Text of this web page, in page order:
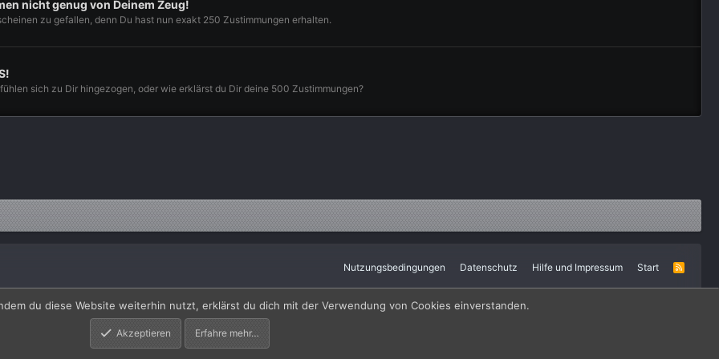
nicht genug von Deinem Zeug!
zu gefallen, denn Du hast nun exakt 250 Zustimmungen erhalten.
sich zu Dir hingezogen, oder wie erklärst du Dir deine 500 Zustimmungen?
Nutzungsbedingungen Datenschutz Hilfe und Impressum Start
R
S
du diese Website weiterhin nutzt, erklärst du dich mit der Verwendung von Cookies einverstanden.
Akzeptieren Erfahre mehr…